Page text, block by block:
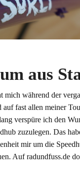
aus
mich während der
auf fast allen meiner
verspüre ich den
zuzulegen. Das
mir um die
Auf radundfuss.de